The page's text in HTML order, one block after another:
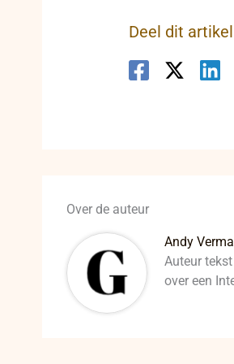
Deel dit artikel
Over de auteur
Andy
Auteur
over een